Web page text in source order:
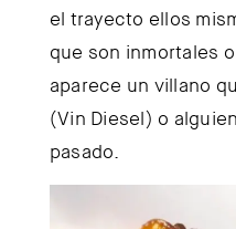
el trayecto ellos
que son inmortales
aparece un villano
(Vin Diesel) o
pasado.